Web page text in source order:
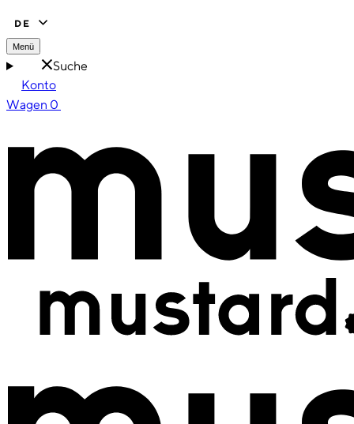
DE
Menü
Suche
Konto
Wagen 0